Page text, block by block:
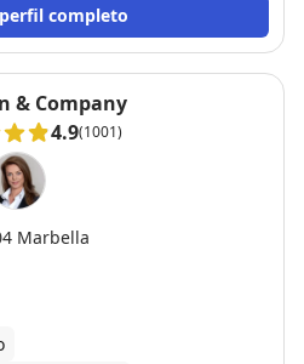
a conseguirla. No
de nada y por nada.
completo
& Company
4.9(1001)
Marbella